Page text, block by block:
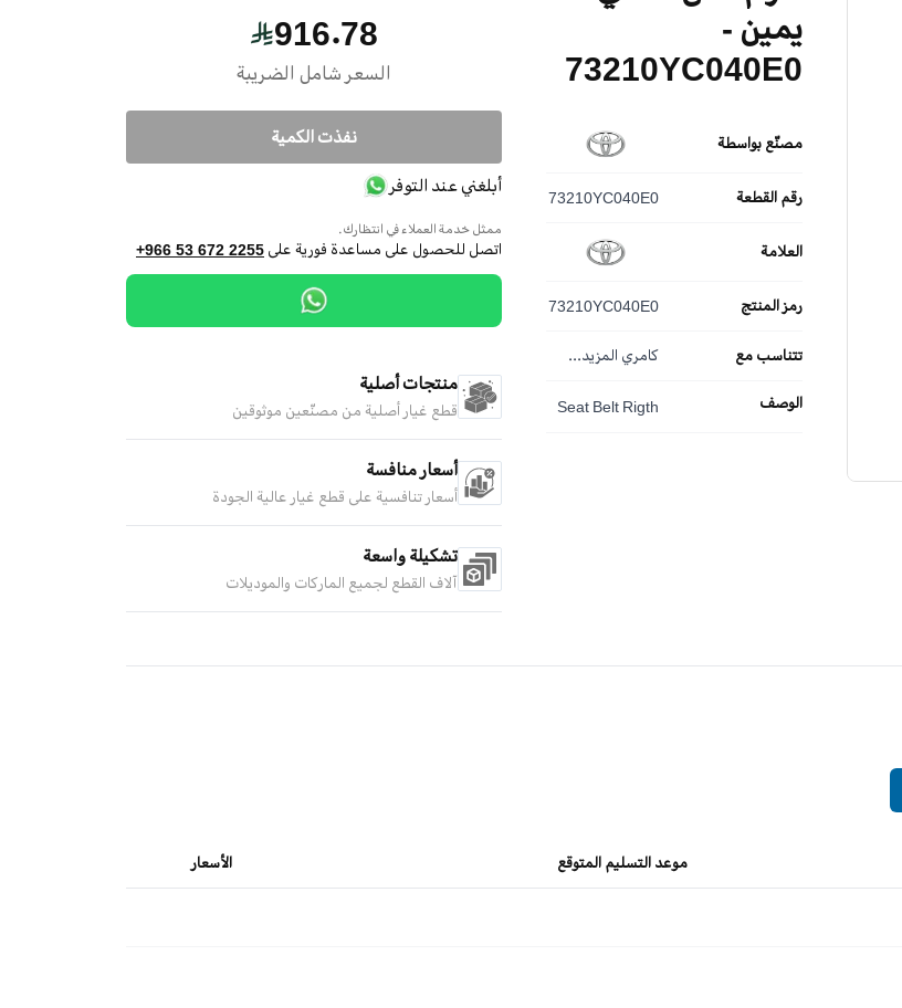
يمين -
73210YC040E0
مصنّع بواسطة
رقم القطعة 73210YC040E0
العلامة
رمز المنتج 73210YC040E0
تتناسب مع كامري المزيد...
الوصف Seat Belt Rigth
916.78
السعر شامل الضريبة
نفذت الكمية
أبلغني عند التوفر
ممثل خدمة العملاء في انتظارك.
اتصل للحصول على مساعدة فورية على +966 53 672 2255
منتجات أصلية
قطع غيار أصلية من مصنّعين موثوقين
أسعار منافسة
أسعار تنافسية على قطع غيار عالية الجودة
تشكيلة واسعة
آلاف القطع لجميع الماركات والموديلات
موعد التسليم المتوقع الأسعار